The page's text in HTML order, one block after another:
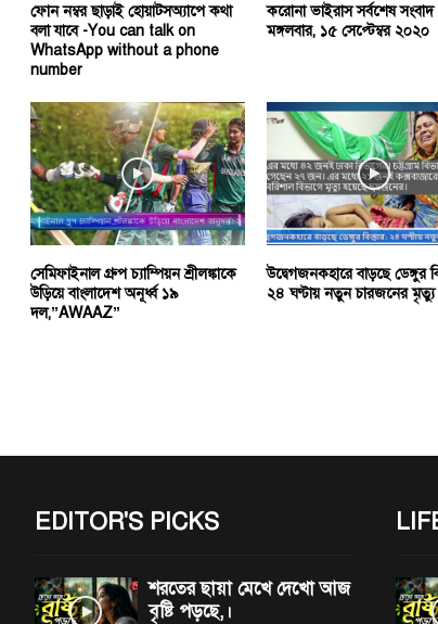
ফোন নম্বর ছাড়াই হোয়াটসঅ্যাপে কথা
বলা যাবে -You can talk on
WhatsApp without a phone
number
করোনা ভাইরাস সর্বশেষ সংবাদ ||
মঙ্গলবার, ১৫ সেপ্টেম্বর ২০২০
সেমিফাইনাল গ্রুপ চ্যাম্পিয়ন শ্রীলঙ্কাকে
উড়িয়ে বাংলাদেশ অনূর্ধ্ব ১৯
দল,”AWAAZ”
উদ্বেগজনকহারে বাড়ছে ডেঙ্গুর
২৪ ঘণ্টায় নতুন চারজনের মৃত্যু ||
EDITOR'S PICKS
শরতের ছায়া মেখে দেখো আজ
বৃষ্টি পড়ছে,।